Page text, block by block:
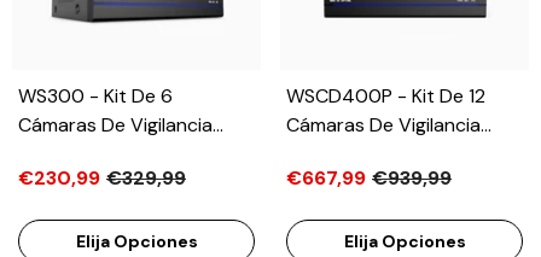
WS300 - Kit De 6
Cámaras De Vigilancia
Videograbador NVR De 8
Incorporado,
€230,99 €329,99
Elija Opciones
WSCD400P - Kit De 12
Cámaras De Vigilancia
Videograbador NVR De 16
Dual-Band 2.4G/5G, Visión
€667,99 €939,99
Elija Opciones